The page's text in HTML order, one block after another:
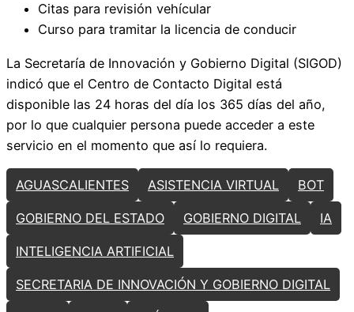
Citas para revisión vehícular
Curso para tramitar la licencia de conducir
La Secretaría de Innovación y Gobierno Digital (SIGOD)
indicó que el Centro de Contacto Digital está
disponible las 24 horas del día los 365 días del año,
por lo que cualquier persona puede acceder a este
servicio en el momento que así lo requiera.
AGUASCALIENTES ASISTENCIA VIRTUAL BOT
GOBIERNO DEL ESTADO GOBIERNO DIGITAL IA
INTELIGENCIA ARTIFICIAL
SECRETARIA DE INNOVACIÓN Y GOBIERNO DIGITAL